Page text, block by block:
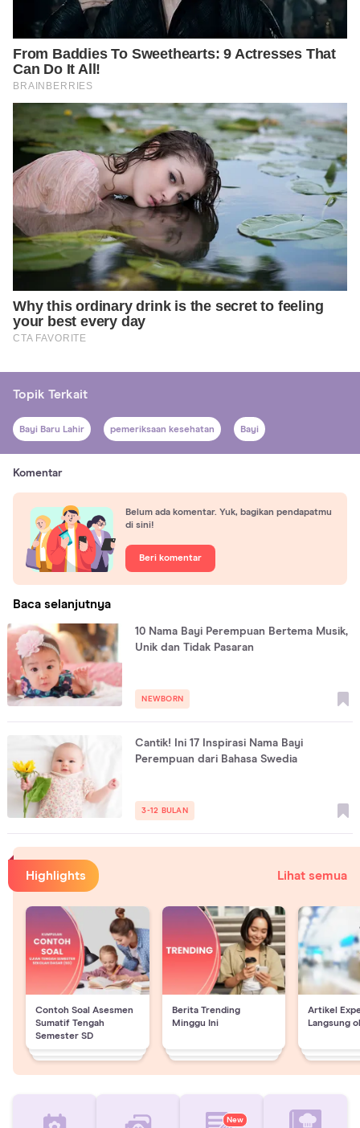
Topik Terkait
Bayi Baru Lahir pemeriksaan kesehatan Bayi
Komentar
Belum ada komentar. Yuk, bagikan pendapatmu
di sini!
Beri komentar
Baca selanjutnya
10 Nama Bayi Perempuan Bertema Musik,
Unik dan Tidak Pasaran
NEWBORN
Cantik! Ini 17 Inspirasi Nama Bayi
Perempuan dari Bahasa Swedia
3-12 BULAN
Highlights Lihat semua
Contoh Soal Asesmen
Sumatif Tengah
Semester SD
Berita Trending
Minggu Ini
Artikel
Langsung
New